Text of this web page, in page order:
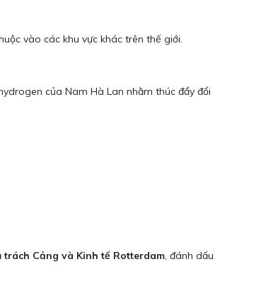
vào các khu vực khác trên thế giới.
của Nam Hà Lan nhằm thúc đẩy đổi
Cảng và Kinh tế Rotterdam, đánh dấu